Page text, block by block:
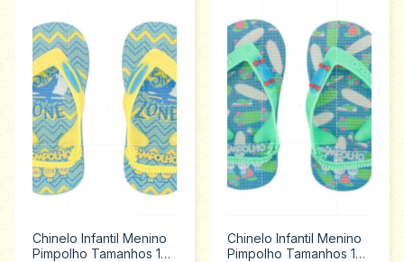
Chinelo Infantil Menino
Pimpolho Tamanhos 17
Chinelo Infantil Menino
Pimpolho Tamanhos 17